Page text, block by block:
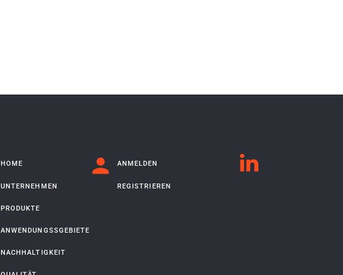
HOME
UNTERNEHMEN
PRODUKTE
ANWENDUNGSSGEBIETE
NACHHALTIGKEIT
ANMELDEN
REGISTRIEREN